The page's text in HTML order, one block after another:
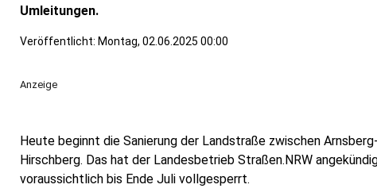
Umleitungen.
Veröffentlicht: Montag, 02.06.2025 00:00
Anzeige
Heute beginnt die Sanierung der Landstraße zwischen
Hirschberg. Das hat der Landesbetrieb Straßen.NRW
voraussichtlich bis Ende Juli vollgesperrt.